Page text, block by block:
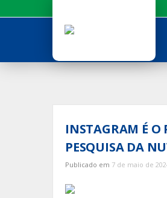
para
INSTAGRAM É O
PESQUISA DA
Publicado em 7 de maio de